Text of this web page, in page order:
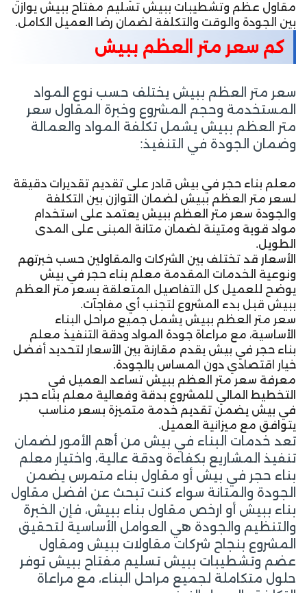
مقاول عظم وتشطيبات ببيش تسليم مفتاح ببيش يوازن
بين الجودة والوقت والتكلفة لضمان رضا العميل الكامل.
كم سعر متر العظم ببيش
سعر متر العظم ببيش يختلف حسب نوع المواد
المستخدمة وحجم المشروع وخبرة المقاول سعر
متر العظم ببيش يشمل تكلفة المواد والعمالة
وضمان الجودة في التنفيذ:
معلم بناء حجر في بيش قادر على تقديم تقديرات دقيقة
لسعر متر العظم ببيش لضمان التوازن بين التكلفة
والجودة سعر متر العظم ببيش يعتمد على استخدام
مواد قوية ومتينة لضمان متانة المبنى على المدى
الطويل.
الأسعار قد تختلف بين الشركات والمقاولين حسب خبرتهم
ونوعية الخدمات المقدمة معلم بناء حجر في بيش
يوضح للعميل كل التفاصيل المتعلقة بسعر متر العظم
ببيش قبل بدء المشروع لتجنب أي مفاجآت.
سعر متر العظم ببيش يشمل جميع مراحل البناء
الأساسية، مع مراعاة جودة المواد ودقة التنفيذ معلم
بناء حجر في بيش يقدم مقارنة بين الأسعار لتحديد أفضل
خيار اقتصادي دون المساس بالجودة.
معرفة سعر متر العظم ببيش تساعد العميل في
التخطيط المالي للمشروع بدقة وفعالية معلم بناء حجر
في بيش يضمن تقديم خدمة متميزة بسعر مناسب
يتوافق مع ميزانية العميل.
تعد خدمات البناء في بيش من أهم الأمور لضمان
تنفيذ المشاريع بكفاءة ودقة عالية، واختيار معلم
بناء حجر في بيش أو مقاول بناء متمرس يضمن
الجودة والمتانة سواء كنت تبحث عن افضل مقاول
بناء ببيش أو ارخص مقاول بناء ببيش، فإن الخبرة
والتنظيم والجودة هي العوامل الأساسية لتحقيق
المشروع بنجاح شركات مقاولات ببيش ومقاول
عضم وتشطيبات ببيش تسليم مفتاح ببيش توفر
حلول متكاملة لجميع مراحل البناء، مع مراعاة